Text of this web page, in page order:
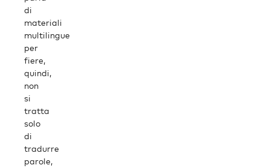
di
materiali
multilingue
per
fiere,
quindi,
non
si
tratta
solo
di
tradurre
parole,